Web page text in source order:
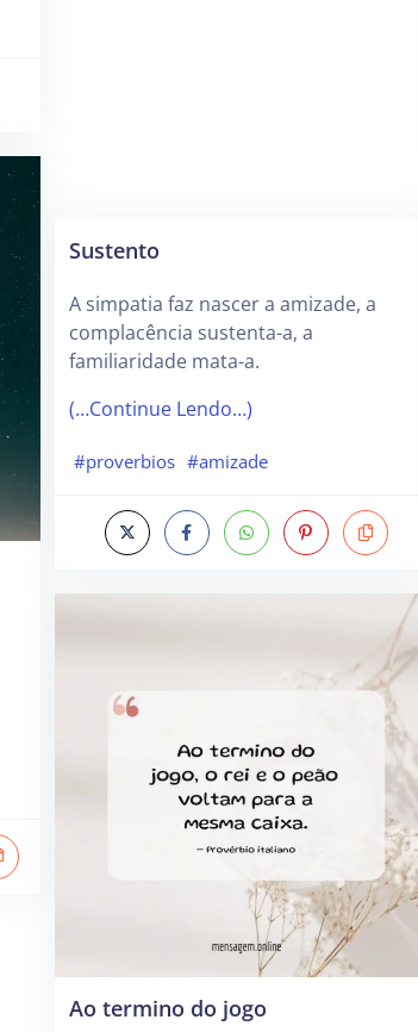
Sustento
A simpatia faz nascer a amizade, a
complacência sustenta-a, a
familiaridade mata-a.
(…Continue Lendo…)
#proverbios #amizade
Ao termino do jogo